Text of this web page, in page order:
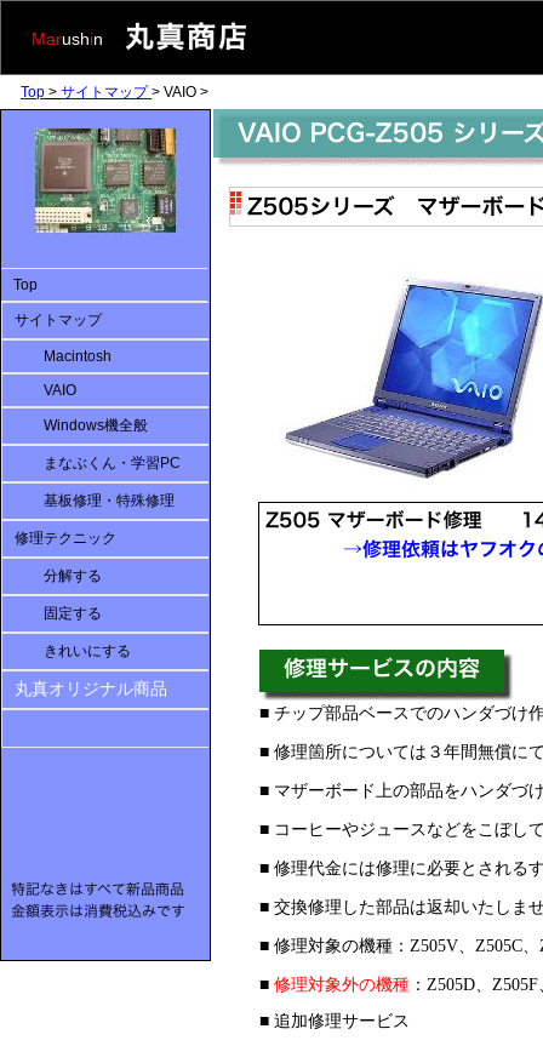
Marushin
Top > サイトマップ> VAIO >
Top
サイトマップ
Macintosh
VAIO
Windows機全般
まなぶくん・学習PC
基板修理・特殊修理
修理テクニック
分解する
固定する
きれいにする
丸真オリジナル商品
■ チップ部品ベースでのハンダづけ
■ 修理箇所については３年間無償に
■ マザーボード上の部品をハンダづ
■ コーヒーやジュースなどをこぼし
■ 修理代金には修理に必要とされる
■ 交換修理した部品は返却いたしま
■ 修理対象の機種：Z505V、Z505C
■ 修理対象外の機種 ：Z505D、
■ 追加修理サービス